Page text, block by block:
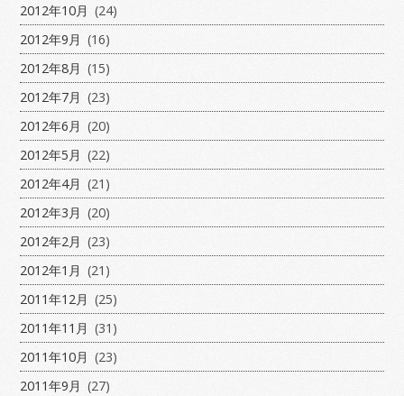
2012年10月 (24)
2012年9月 (16)
2012年8月 (15)
2012年7月 (23)
2012年6月 (20)
2012年5月 (22)
2012年4月 (21)
2012年3月 (20)
2012年2月 (23)
2012年1月 (21)
2011年12月 (25)
2011年11月 (31)
2011年10月 (23)
2011年9月 (27)